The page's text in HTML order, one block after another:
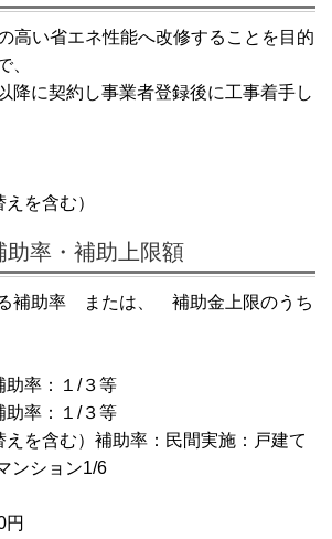
高い省エネ性能へ改修することを目的
、
降に契約し事業者登録後に工事着手し
を含む）
助率・補助上限額
補助率 または、 補助金上限のうち
率：１/３等
率：１/３等
を含む）補助率：民間実施：戸建て
ンション1/6
円